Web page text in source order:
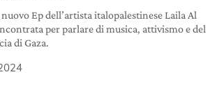
Ep dell’artista italopalestinese Laila Al
per parlare di musica, attivismo e del
di Gaza.